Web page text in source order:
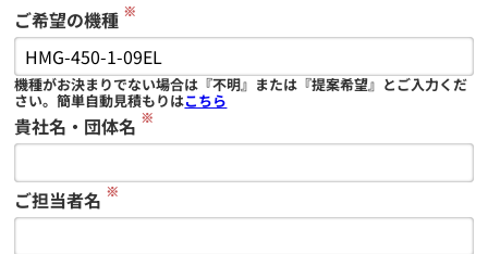
ご希望の機種 ※
機種がお決まりでない場合は『不明』または『提案希望』とご入力くだ
さい。簡単自動見積もりはこちら
貴社名・団体名 ※
ご担当者名 ※